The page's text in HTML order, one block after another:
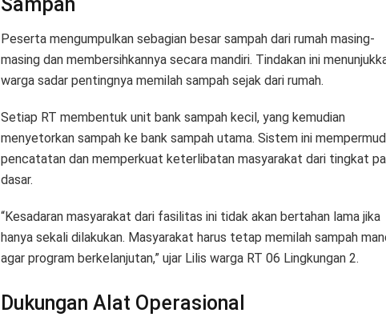
Sampah
Peserta mengumpulkan sebagian besar sampah dari rumah masing-
masing dan membersihkannya secara mandiri. Tindakan ini
warga sadar pentingnya memilah sampah sejak dari rumah.
Setiap RT membentuk unit bank sampah kecil, yang kemudian
menyetorkan sampah ke bank sampah utama. Sistem ini
pencatatan dan memperkuat keterlibatan masyarakat dari tingkat
dasar.
“Kesadaran masyarakat dari fasilitas ini tidak akan bertahan lama jika
hanya sekali dilakukan. Masyarakat harus tetap memilah sampah
agar program berkelanjutan,” ujar Lilis warga RT 06 Lingkungan 2.
Dukungan Alat Operasional